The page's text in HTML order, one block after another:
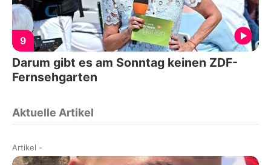
9
Darum gibt es am Sonntag keinen ZDF-
Fernsehgarten
Aktuelle Artikel
Artikel -